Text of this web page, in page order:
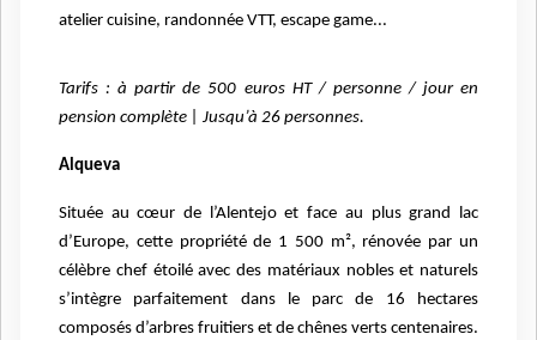
atelier cuisine, randonnée VTT, escape game...
Tarifs : à partir de 500 euros HT / personne / jour en
pension complète | Jusqu’à 26 personnes.
Alqueva
Située au cœur de l’Alentejo et face au plus grand lac
d’Europe, cette propriété de 1 500 m², rénovée par un
célèbre chef étoilé avec des matériaux nobles et naturels
s’intègre parfaitement dans le parc de 16 hectares
composés d’arbres fruitiers et de chênes verts centenaires.